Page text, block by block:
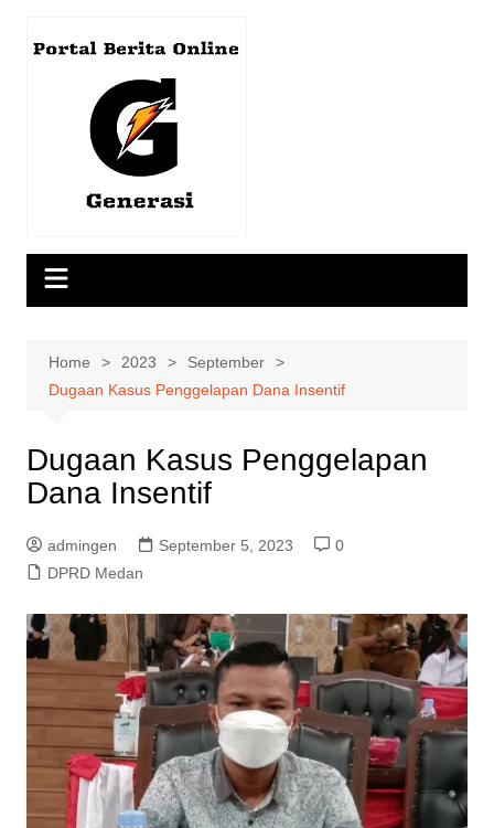
Home 2023
September
Dugaan Kasus Penggelapan Dana Insentif
Dugaan Kasus Penggelapan
Dana Insentif
admingen September 5, 2023
0
DPRD Medan